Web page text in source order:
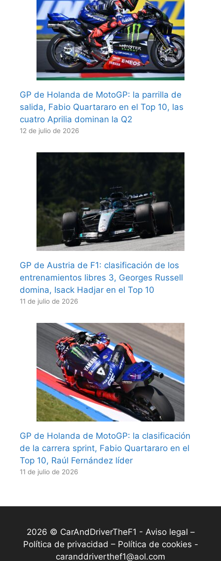
GP de Holanda de MotoGP: la parrilla de
salida, Fabio Quartararo en el Top 10, las
cuatro Aprilia dominan la Q2
12 de julio de 2026
GP de Austria de F1: clasificación de los
entrenamientos libres 3, Georges Russell
domina, Isack Hadjar en el Top 10
11 de julio de 2026
GP de Holanda de MotoGP: la clasificación
de la carrera sprint, Fabio Quartararo en el
Top 10, Raúl Fernández líder
11 de julio de 2026
2026 © CarAndDriverTheF1 - Aviso legal –
Política de privacidad – Política de cookies -
caranddriverthef1@aol.com